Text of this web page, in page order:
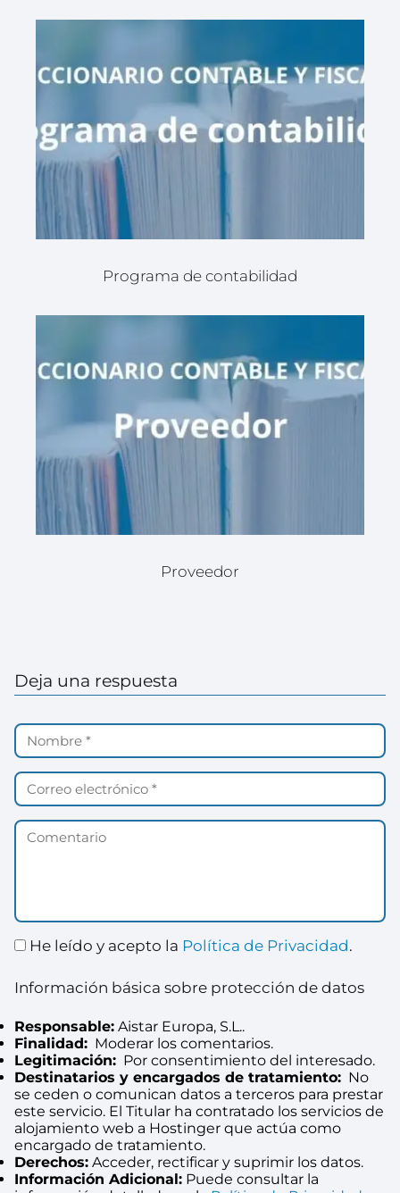
Programa de contabilidad
Proveedor
Deja una respuesta
He leído y acepto la Política de Privacidad.
Información básica sobre protección de datos
Responsable: Aistar Europa, S.L..
Finalidad: Moderar los comentarios.
Legitimación: Por consentimiento del interesado.
Destinatarios y encargados de tratamiento: No
se ceden o comunican datos a terceros para prestar
este servicio. El Titular ha contratado los servicios de
alojamiento web a Hostinger que actúa como
encargado de tratamiento.
Derechos: Acceder, rectificar y suprimir los datos.
Información Adicional: Puede consultar la